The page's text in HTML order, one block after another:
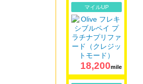
マイルUP
18,200mile